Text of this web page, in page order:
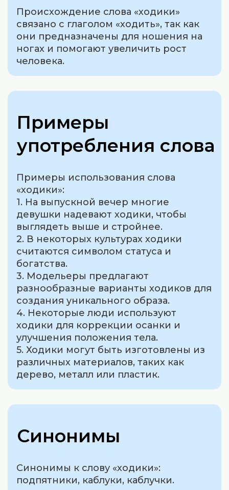
Происхождение слова «ходики»
связано с глаголом «ходить», так как
они предназначены для ношения на
ногах и помогают увеличить рост
человека.
Примеры
употребления слова
Примеры использования слова
«ходики»:
1. На выпускной вечер многие
девушки надевают ходики, чтобы
выглядеть выше и стройнее.
2. В некоторых культурах ходики
считаются символом статуса и
богатства.
3. Модельеры предлагают
разнообразные варианты ходиков для
создания уникального образа.
4. Некоторые люди используют
ходики для коррекции осанки и
улучшения положения тела.
5. Ходики могут быть изготовлены из
различных материалов, таких как
дерево, металл или пластик.
Синонимы
Синонимы к слову «ходики»:
подпятники, каблуки, каблучки.